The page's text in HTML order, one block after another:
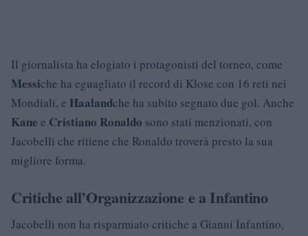
Il giornalista ha elogiato i protagonisti del torneo, come
Messiche ha eguagliato il record di Klose con 16 reti nei
Mondiali, e Haalandche ha subito segnato due gol. Anche
Kane e Cristiano Ronaldo sono stati menzionati, con
Jacobelli che ritiene che Ronaldo troverà presto la sua
migliore forma.
Critiche all’Organizzazione e a Infantino
Jacobelli non ha risparmiato critiche a Gianni Infantino,